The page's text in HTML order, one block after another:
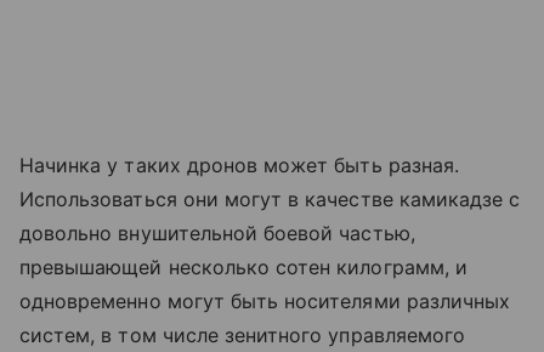
Начинка у таких дронов может быть разная.
Использоваться они могут в качестве камикадзе с
довольно внушительной боевой частью,
превышающей несколько сотен килограмм, и
одновременно могут быть носителями различных
систем, в том числе зенитного управляемого